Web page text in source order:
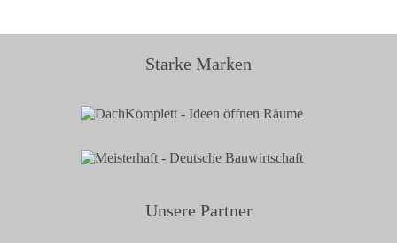
Starke Marken
Unsere Partner